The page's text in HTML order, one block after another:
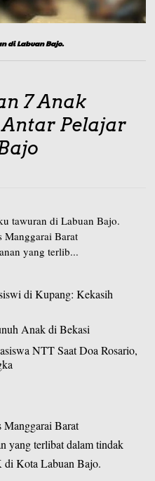
di Labuan Bajo.
7 Anak
Pelajar
tawuran di Labuan Bajo.
Barat
yang terlib...
di Kupang: Kekasih
Anak di Bekasi
NTT Saat Doa Rosario,
Manggarai Barat
yang terlibat dalam tindak
di Kota Labuan Bajo.